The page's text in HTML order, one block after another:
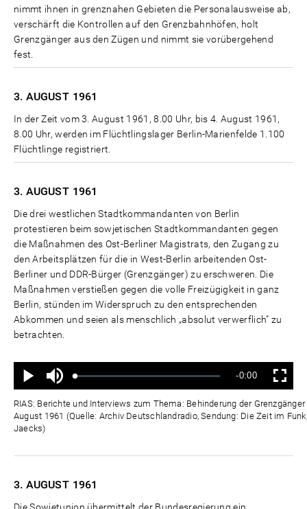
nimmt ihnen in grenznahen Gebieten die Personalausweise ab,
verschärft die Kontrollen auf den Grenzbahnhöfen, holt
Grenzgänger aus den Zügen und nimmt sie vorübergehend
fest.
3. AUGUST 1961
In der Zeit vom 3. August 1961, 8.00 Uhr, bis 4. August 1961,
8.00 Uhr, werden im Flüchtlingslager Berlin-Marienfelde 1.100
Flüchtlinge registriert.
3. AUGUST 1961
Die drei westlichen Stadtkommandanten von Berlin
protestieren beim sowjetischen Stadtkommandanten gegen
die Maßnahmen des Ost-Berliner Magistrats, den Zugang zu
den Arbeitsplätzen für die in West-Berlin arbeitenden Ost-
Berliner und DDR-Bürger (Grenzgänger) zu erschweren. Die
Maßnahmen verstießen gegen die volle Freizügigkeit in ganz
Berlin, stünden im Widerspruch zu den entsprechenden
Abkommen und seien als menschlich „absolut verwerflich" zu
betrachten.
Wiedergabe
Ton
aus
Geladen:
Status:
Verbleibende
Zeit
-0:00 Vollbild
RIAS: Berichte und Interviews zum Thema: Behinderung der
August 1961 (Quelle: Archiv Deutschlandradio, Sendung: Die Zeit im
Jaecks)
3. AUGUST 1961